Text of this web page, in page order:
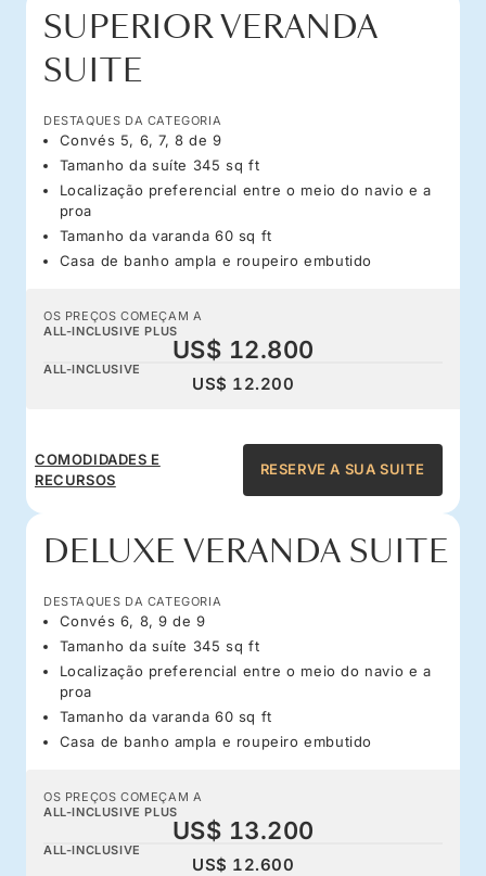
SUPERIOR VERANDA
SUITE
DESTAQUES DA CATEGORIA
Convés 5, 6, 7, 8 de 9
Tamanho da suíte 345 sq ft
Localização preferencial entre o meio do navio e a
proa
Tamanho da varanda 60 sq ft
Casa de banho ampla e roupeiro embutido
OS PREÇOS COMEÇAM A
ALL-INCLUSIVE PLUS
US$ 12.800
ALL-INCLUSIVE
US$ 12.200
COMODIDADES E
RECURSOS
RESERVE A SUA SUITE
DELUXE VERANDA SUITE
DESTAQUES DA CATEGORIA
Convés 6, 8, 9 de 9
Tamanho da suíte 345 sq ft
Localização preferencial entre o meio do navio e a
proa
Tamanho da varanda 60 sq ft
Casa de banho ampla e roupeiro embutido
OS PREÇOS COMEÇAM A
ALL-INCLUSIVE PLUS
US$ 13.200
ALL-INCLUSIVE
US$ 12.600